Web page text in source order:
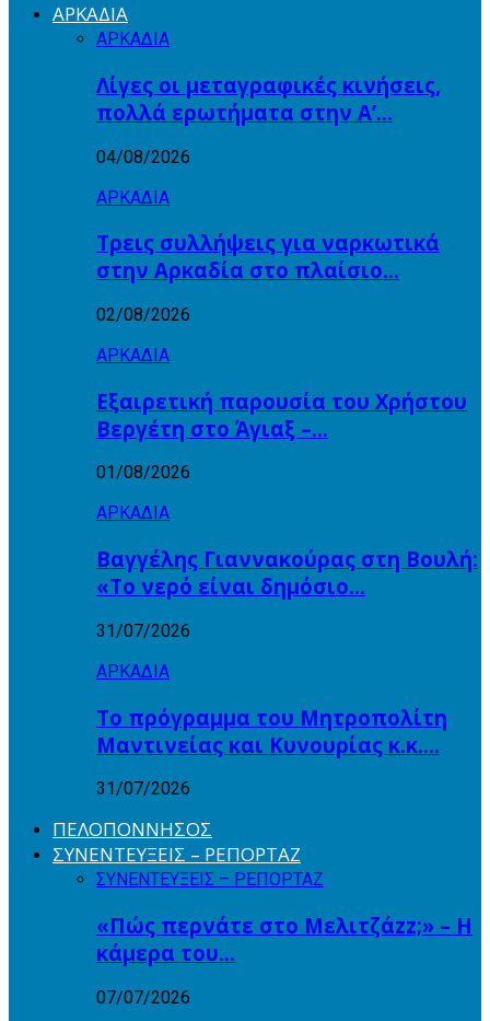
ΑΡΚΑΔΙΑ
ΑΡΚΑΔΙΑ
Λίγες οι μεταγραφικές κινήσεις,
πολλά ερωτήματα στην Α’…
04/08/2026
ΑΡΚΑΔΙΑ
Τρεις συλλήψεις για ναρκωτικά
στην Αρκαδία στο πλαίσιο…
02/08/2026
ΑΡΚΑΔΙΑ
Εξαιρετική παρουσία του Χρήστου
Βεργέτη στο Άγιαξ –…
01/08/2026
ΑΡΚΑΔΙΑ
Βαγγέλης Γιαννακούρας στη Βουλή:
«Το νερό είναι δημόσιο…
31/07/2026
ΑΡΚΑΔΙΑ
Το πρόγραμμα του Μητροπολίτη
Μαντινείας και Κυνουρίας κ.κ….
31/07/2026
ΠΕΛΟΠΟΝΝΗΣΟΣ
ΣΥΝΕΝΤΕΥΞΕΙΣ – ΡΕΠΟΡΤΑΖ
ΣΥΝΕΝΤΕΥΞΕΙΣ – ΡΕΠΟΡΤΑΖ
«Πώς περνάτε στο Μελιτζάzz;» – Η
κάμερα του…
07/07/2026